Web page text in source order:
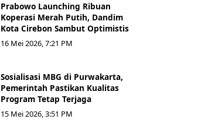
Prabowo Launching Ribuan
Koperasi Merah Putih, Dandim
Kota Cirebon Sambut Optimistis
16 Mei 2026, 7:21 PM
Sosialisasi MBG di Purwakarta,
Pemerintah Pastikan Kualitas
Program Tetap Terjaga
15 Mei 2026, 3:51 PM